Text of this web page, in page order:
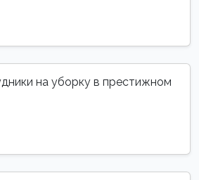
на уборку в престижном